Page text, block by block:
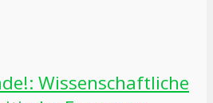
Wissenschaftliche